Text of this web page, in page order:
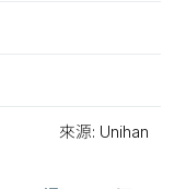
來源: Unihan